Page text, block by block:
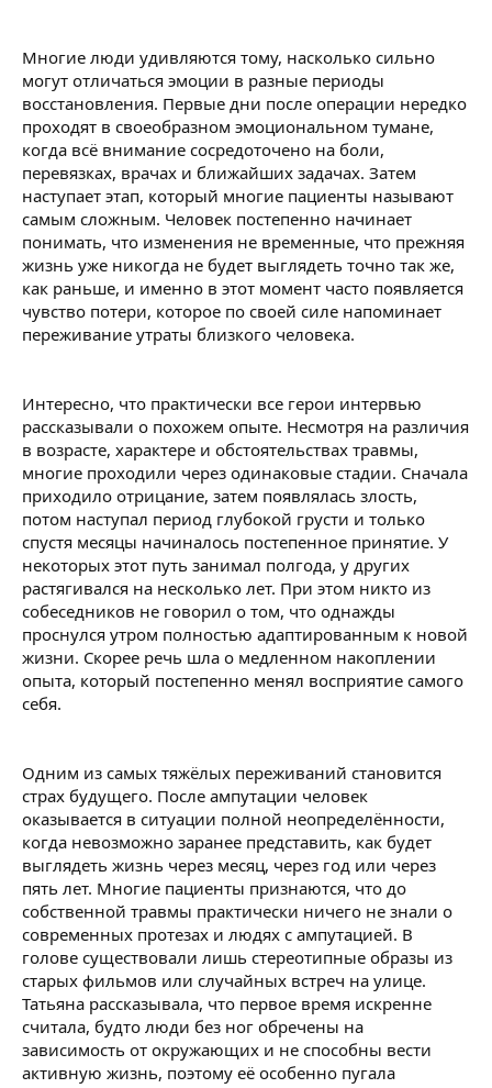
Многие люди удивляются тому, насколько сильно
могут отличаться эмоции в разные периоды
восстановления. Первые дни после операции нередко
проходят в своеобразном эмоциональном тумане,
когда всё внимание сосредоточено на боли,
перевязках, врачах и ближайших задачах. Затем
наступает этап, который многие пациенты называют
самым сложным. Человек постепенно начинает
понимать, что изменения не временные, что прежняя
жизнь уже никогда не будет выглядеть точно так же,
как раньше, и именно в этот момент часто появляется
чувство потери, которое по своей силе напоминает
переживание утраты близкого человека.
Интересно, что практически все герои интервью
рассказывали о похожем опыте. Несмотря на различия
в возрасте, характере и обстоятельствах травмы,
многие проходили через одинаковые стадии. Сначала
приходило отрицание, затем появлялась злость,
потом наступал период глубокой грусти и только
спустя месяцы начиналось постепенное принятие. У
некоторых этот путь занимал полгода, у других
растягивался на несколько лет. При этом никто из
собеседников не говорил о том, что однажды
проснулся утром полностью адаптированным к новой
жизни. Скорее речь шла о медленном накоплении
опыта, который постепенно менял восприятие самого
себя.
Одним из самых тяжёлых переживаний становится
страх будущего. После ампутации человек
оказывается в ситуации полной неопределённости,
когда невозможно заранее представить, как будет
выглядеть жизнь через месяц, через год или через
пять лет. Многие пациенты признаются, что до
собственной травмы практически ничего не знали о
современных протезах и людях с ампутацией. В
голове существовали лишь стереотипные образы из
старых фильмов или случайных встреч на улице.
Татьяна рассказывала, что первое время искренне
считала, будто люди без ног обречены на
зависимость от окружающих и не способны вести
активную жизнь, поэтому её особенно пугала